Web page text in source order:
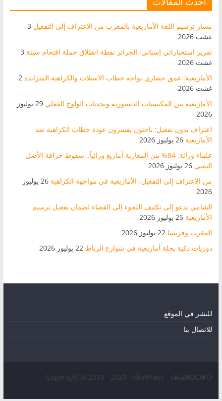
مسار ترسيم اللغة الأمازيغية بالمغرب من الاعتراف إلى التفعيل 3
غشت 2026
تقرير استخباراتي إسباني: الجزائر نقطة انطلاق حملة اقتحام سبتة 3
غشت 2026
الأمازيغية: عمق حضاري يواجه خطاب الاستلاب والكراهية المتزايدة 2
غشت 2026
الأمازيغية بين المكتسبات الدستورية وتحديات الولوج الفعلي
29 يوليوز
2026
اعتراف بدون تفعيل: باحثون يفسرون عودة خطاب الكراهية ضد
الأمازيغية 26 يوليوز 2026
علماء وراثة: 84% من المغاربة أمازيغ وراثياً…سقوط خرافة الأصل
اليمني 26 يوليوز 2026
من الاعتراف إلى التفعيل، الأمازيغية في مواجهة الكراهية
26 يوليوز
2026
الشامي يدعو إلى تكثيف اللجوء إلى القضاء لضمان تفعيل ترسيم
الأمازيغية 25 يوليوز 2026
المغرب وفرنسا 22 يوليوز 2026
دوريات ذكية بحلة أمازيغية في شوارع الرباط 22 يوليوز 2026
للنشر في الموقع
للاتصال بنا
Copyright © 2019 - 2021 · AkalPress - ⴰⴽⴰⵍⴱⵔⴻⵙ